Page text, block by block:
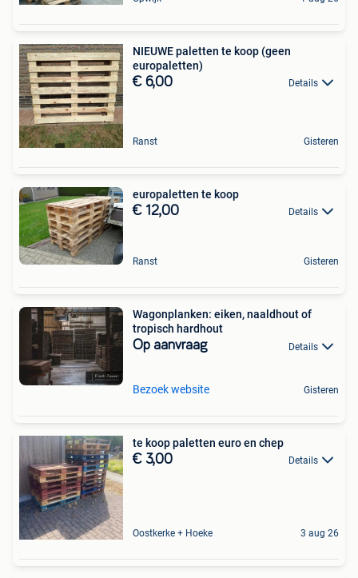
NIEUWE paletten te koop (geen
europaletten)
€ 6,00 Details
Ranst Gisteren
europaletten te koop
€ 12,00 Details
Ranst Gisteren
Wagonplanken: eiken, naaldhout of
tropisch hardhout
Op aanvraag Details
Bezoek website Gisteren
te koop paletten euro en chep
€ 3,00 Details
Oostkerke + Hoeke 3 aug 26